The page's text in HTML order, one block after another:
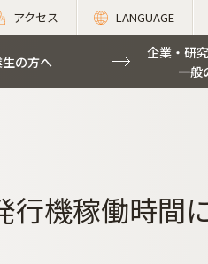
アクセス LANGUAGE
の方へ
企業・研
一般
機稼働時間